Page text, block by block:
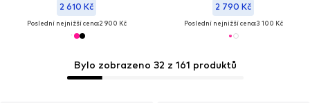
2 610 Kč
Poslední nejnižší cena:2 900 Kč
2 790 Kč
Poslední nejnižší cena:3 100 Kč
Bylo zobrazeno 32 z 161 produktů